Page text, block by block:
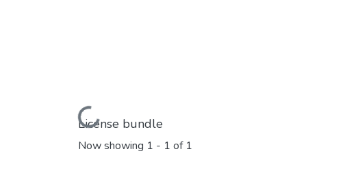
Loading...
License bundle
Now showing 1 - 1 of 1